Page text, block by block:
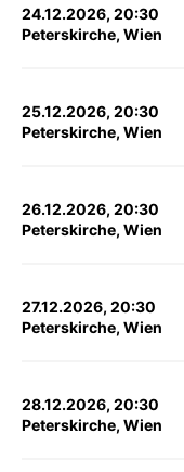
24.12.2026, 20:30
Peterskirche, Wien
25.12.2026, 20:30
Peterskirche, Wien
26.12.2026, 20:30
Peterskirche, Wien
27.12.2026, 20:30
Peterskirche, Wien
28.12.2026, 20:30
Peterskirche, Wien